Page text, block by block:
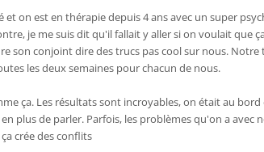
et on est en thérapie depuis 4 ans avec un super
je me suis dit qu'il fallait y aller si on voulait que
son conjoint dire des trucs pas cool sur nous. Notre
les deux semaines pour chacun de nous.
ça. Les résultats sont incroyables, on était au
plus de parler. Parfois, les problèmes qu'on a
crée des conflits